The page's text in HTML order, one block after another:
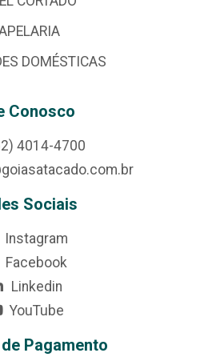
DOMÉSTICAS
Conosco
4014-4700
Sociais
Instagram
Facebook
Linkedin
YouTube
Pagamento